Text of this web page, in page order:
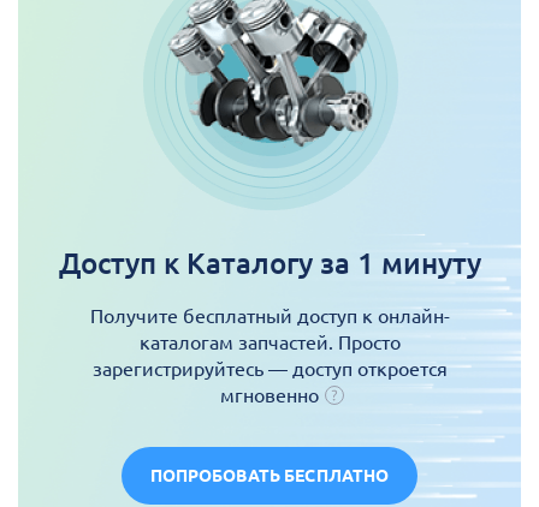
Доступ к Каталогу за 1 минуту
Получите бесплатный доступ к онлайн-
каталогам запчастей. Просто
зарегистрируйтесь — доступ откроется
мгновенно
ПОПРОБОВАТЬ БЕСПЛАТНО